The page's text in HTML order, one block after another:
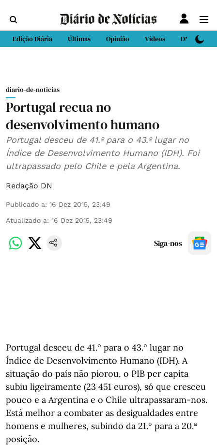
Edição Diária Últimas Opinião Vídeos DN Sport
diario-de-noticias
Portugal recua no
desenvolvimento humano
Portugal desceu de 41.º para o 43.º lugar no
Índice de Desenvolvimento Humano (IDH). Foi
ultrapassado pelo Chile e pela Argentina.
Redação DN
Publicado a: 16 Dez 2015, 23:49
Atualizado a: 16 Dez 2015, 23:49
Siga-nos
Portugal desceu de 41.º para o 43.º lugar no
Índice de Desenvolvimento Humano (IDH). A
situação do país não piorou, o PIB per capita
subiu ligeiramente (23 451 euros), só que cresceu
pouco e a Argentina e o Chile ultrapassaram-nos.
Está melhor a combater as desigualdades entre
homens e mulheres, subindo da 21.º para a 20.ª
posição.